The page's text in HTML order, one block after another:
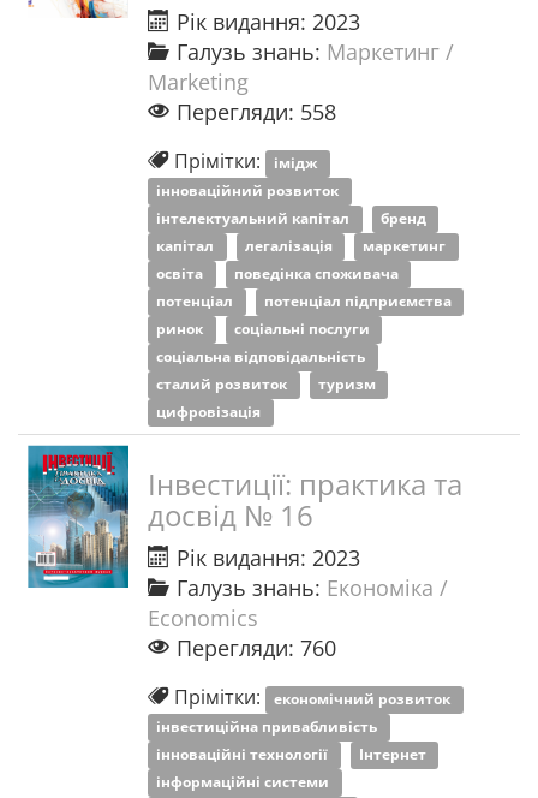
Рік видання: 2023
Галузь знань: Маркетинг /
Marketing
Перегляди: 558
Прімітки: імідж
інноваційний розвиток
інтелектуальний капітал
бренд
капітал
легалізація
маркетинг
освіта
поведінка споживача
потенціал
потенціал підприємства
ринок
соціальні послуги
соціальна відповідальність
сталий розвиток
туризм
цифровізація
Інвестиції: практика та
досвід № 16
Рік видання: 2023
Галузь знань: Економіка /
Economics
Перегляди: 760
Прімітки: економічний розвиток
інвестиційна привабливість
інноваційні технології
Інтернет
інформаційні системи